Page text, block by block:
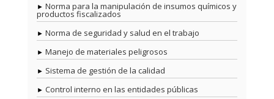
Norma para la manipulación de insumos químicos y
productos fiscalizados
Norma de seguridad y salud en el trabajo
Manejo de materiales peligrosos
Sistema de gestión de la calidad
Control interno en las entidades públicas